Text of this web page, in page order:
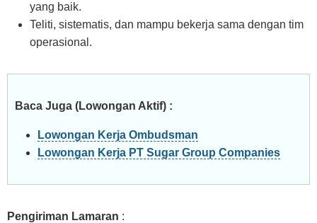
yang baik.
Teliti, sistematis, dan mampu bekerja sama dengan tim
operasional.
Baca Juga (Lowongan Aktif) :
Lowongan Kerja Ombudsman
Lowongan Kerja PT Sugar Group Companies
Pengiriman Lamaran :